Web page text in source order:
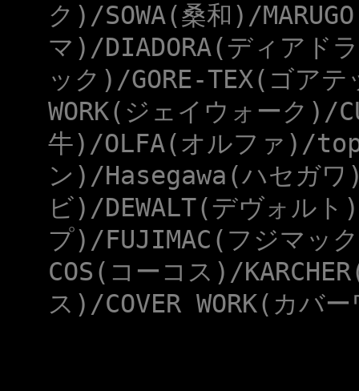
ク)/SOWA(桑和)/
マ)/DIADORA(ディアド
ック)/GORE-TEX(ゴア
WORK(ジェイウォーク)/
牛)/OLFA(オルファ)/
ン)/Hasegawa(ハセガ
ビ)/DEWALT(デヴォル
プ)/FUJIMAC(フジマッ
COS(コーコス)/
ス)/COVER WORK(カ